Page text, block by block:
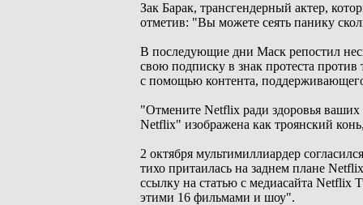
Зак Барак, трансгендерный актер,
отметив: "Вы можете сеять панику
В последующие дни Маск репостил
свою подписку в знак протеста
с помощью контента,
"Отмените Netflix ради здоровья ваших
Netflix" изображена как троянский
2 октября мультимиллиардер
тихо притаилась на заднем плане
ссылку на статью с медиасайта Netflix
этими 16 фильмами и шоу".